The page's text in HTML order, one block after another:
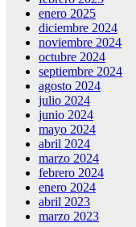
enero 2025
diciembre 2024
noviembre 2024
octubre 2024
septiembre 2024
agosto 2024
julio 2024
junio 2024
mayo 2024
abril 2024
marzo 2024
febrero 2024
enero 2024
abril 2023
marzo 2023